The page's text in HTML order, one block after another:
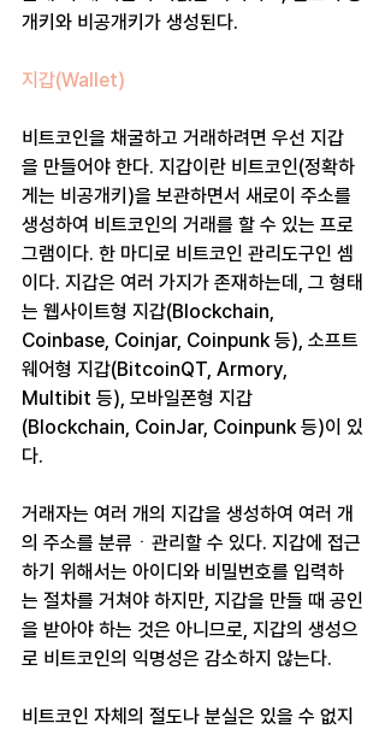
개키와 비공개키가 생성된다.
지갑(Wallet)
비트코인을 채굴하고 거래하려면 우선 지갑
을 만들어야 한다. 지갑이란 비트코인(정확하
게는 비공개키)을 보관하면서 새로이 주소를
생성하여 비트코인의 거래를 할 수 있는 프로
그램이다. 한 마디로 비트코인 관리도구인 셈
이다. 지갑은 여러 가지가 존재하는데, 그 형태
는 웹사이트형 지갑(Blockchain,
Coinbase, Coinjar, Coinpunk 등), 소프트
웨어형 지갑(BitcoinQT, Armory,
Multibit 등), 모바일폰형 지갑
(Blockchain, CoinJar, Coinpunk 등)이 있
다.
거래자는 여러 개의 지갑을 생성하여 여러 개
의 주소를 분류ㆍ관리할 수 있다. 지갑에 접근
하기 위해서는 아이디와 비밀번호를 입력하
는 절차를 거쳐야 하지만, 지갑을 만들 때 공인
을 받아야 하는 것은 아니므로, 지갑의 생성으
로 비트코인의 익명성은 감소하지 않는다.
비트코인 자체의 절도나 분실은 있을 수 없지